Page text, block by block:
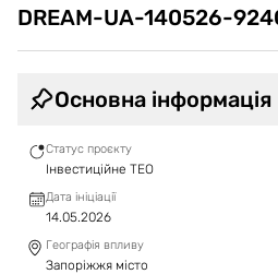
DREAM-UA-140526-
Основна інформація
Статус проєкту
Інвестиційне ТЕО
Дата ініціації
14.05.2026
Географія впливу
Запоріжжя місто